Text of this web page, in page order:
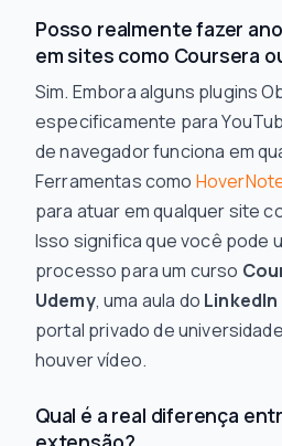
Posso realmente fazer
em sites como Coursera
Sim. Embora alguns plugins
especificamente para
de navegador funciona em
Ferramentas como
para atuar em qualquer site
Isso significa que você pode
processo para um curso
Udemy, uma aula do
portal privado de
houver vídeo.
Qual é a real diferença